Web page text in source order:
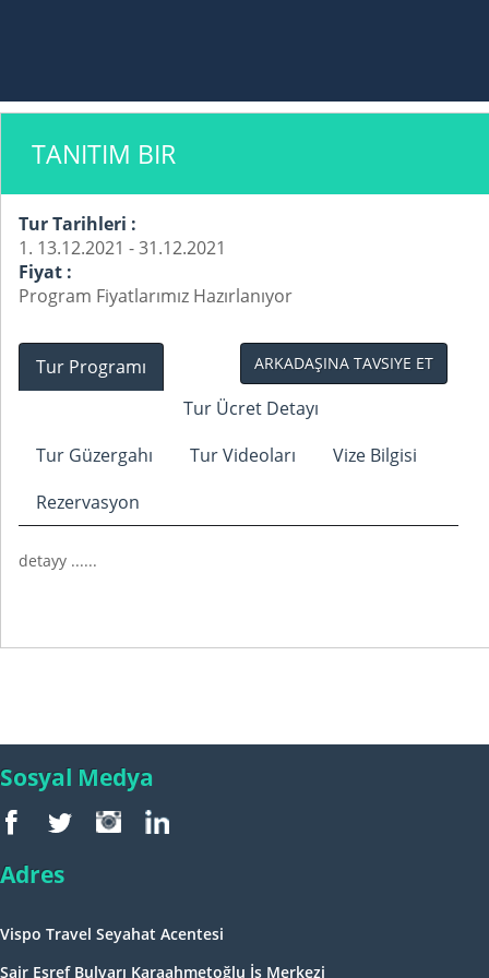
TANITIM BIR
Tur Tarihleri :
1. 13.12.2021 - 31.12.2021
Fiyat :
Program Fiyatlarımız Hazırlanıyor
ARKADAŞINA TAVSIYE ET
Tur Programı
Tur Ücret Detayı
Tur Güzergahı
Tur Videoları
Vize Bilgisi
Rezervasyon
detayy ......
Sosyal Medya
Adres
Vispo Travel Seyahat Acentesi
Şair Eşref Bulvarı Karaahmetoğlu İş Merkezi